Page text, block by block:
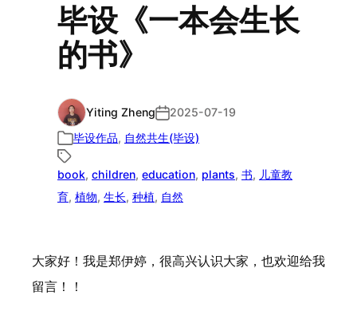
毕设《一本会生长
的书》
Yiting Zheng
2025-07-19
毕设作品, 自然共生(毕设)
book, children, education, plants, 书, 儿童教
育, 植物, 生长, 种植, 自然
大家好！我是郑伊婷，很高兴认识大家，也欢迎给我
留言！！